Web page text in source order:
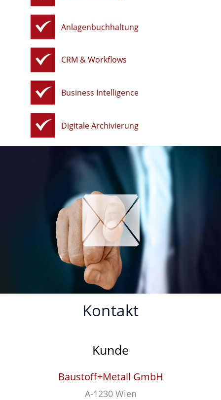
Anlagenbuchhaltung
CRM & Workflows
Business Intelligence
Digitale Archivierung
Kontakt
Kunde
Baustoff+Metall GmbH
A-1230 Wien